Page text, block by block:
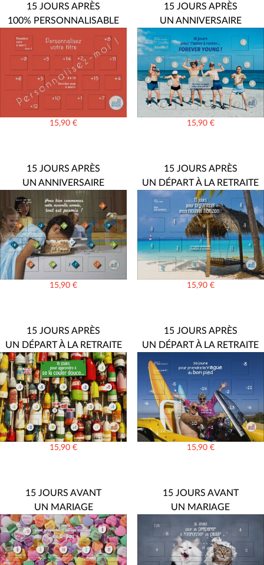
15 JOURS APRÈS
100% PERSONNALISABLE
15,90€
15 JOURS APRÈS
UN ANNIVERSAIRE
15,90 €
15 JOURS APRÈS
UN ANNIVERSAIRE
15,90€
15 JOURS APRÈS
UN DÉPART À LA RETRAITE
15,90 €
15 JOURS APRÈS
UN DÉPART À LA RETRAITE
15,90€
15 JOURS APRÈS
UN DÉPART À LA RETRAITE
15,90 €
15 JOURS AVANT
UN MARIAGE
15 JOURS AVANT
UN MARIAGE